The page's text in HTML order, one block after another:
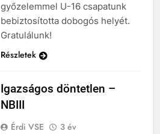
győzelemmel U-16 csapatunk
bebiztosította dobogós helyét.
Gratulálunk!
Részletek
Igazságos döntetlen –
NBIII
Érdi VSE
3 év